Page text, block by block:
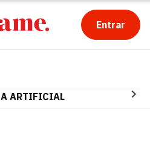
Entrar
ARTIFICIAL